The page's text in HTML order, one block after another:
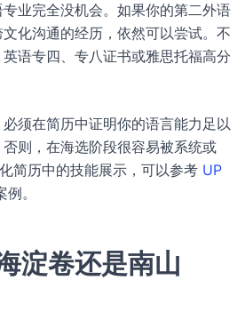
业完全没机会。如果你的第二外语
化沟通的经历，依然可以尝试。不
语专四、专八证书或雅思托福高分
须在简历中证明你的语言能力足以
则，在海选阶段很容易被系统或
简历中的技能展示，可以参考 UP
。
淀卷还是南山